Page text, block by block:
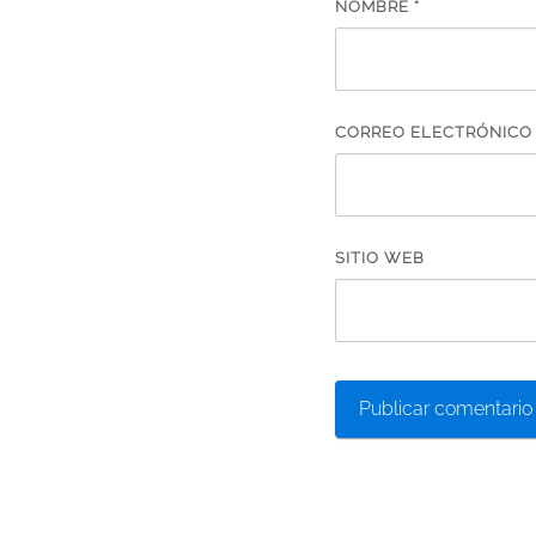
NOMBRE *
CORREO ELECTRÓNICO
SITIO WEB